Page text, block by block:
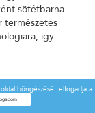
sötétbarna
természetes
így
böngészését elfogadja a